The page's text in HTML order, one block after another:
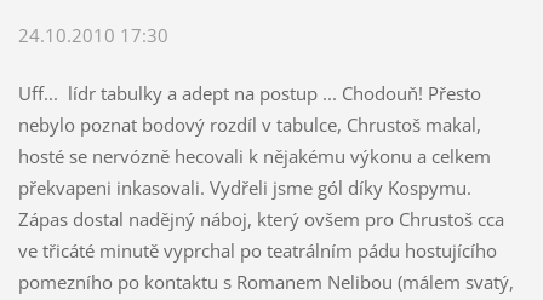
24.10.2010 17:30
Uff... lídr tabulky a adept na postup ... Chodouň! Přesto
nebylo poznat bodový rozdíl v tabulce, Chrustoš makal,
hosté se nervózně hecovali k nějakému výkonu a celkem
překvapeni inkasovali. Vydřeli jsme gól díky Kospymu.
Zápas dostal nadějný náboj, který ovšem pro Chrustoš cca
ve třicáté minutě vyprchal po teatrálním pádu hostujícího
pomezního po kontaktu s Romanem Nelibou (málem svatý,